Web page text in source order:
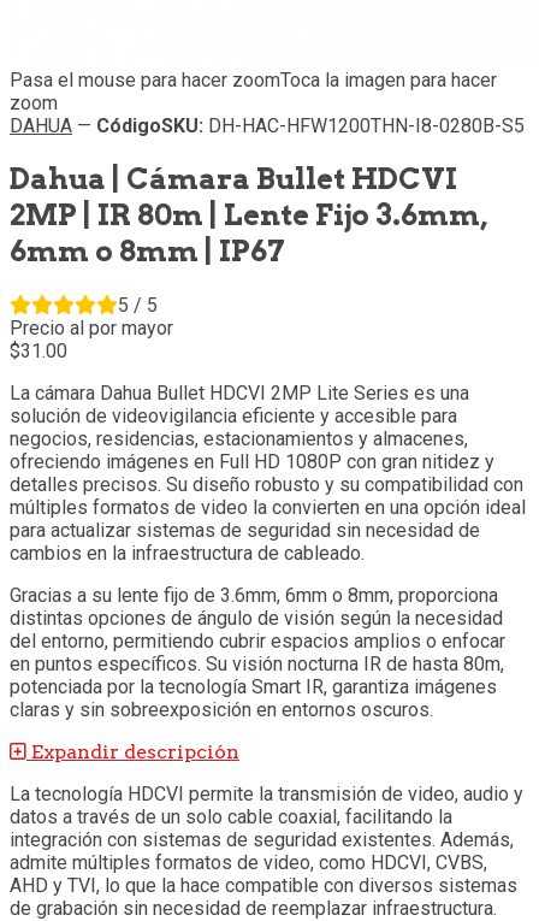
Pasa el mouse para hacer zoomToca la imagen para hacer
zoom
DAHUA — CódigoSKU: DH-HAC-HFW1200THN-I8-0280B-S5
Dahua | Cámara Bullet HDCVI
2MP | IR 80m | Lente Fijo 3.6mm,
6mm o 8mm | IP67
5 / 5
Precio al por mayor
31.00
La cámara Dahua Bullet HDCVI 2MP Lite Series es una
solución de videovigilancia eficiente y accesible para
negocios, residencias, estacionamientos y almacenes,
ofreciendo imágenes en Full HD 1080P con gran nitidez y
detalles precisos. Su diseño robusto y su compatibilidad con
múltiples formatos de video la convierten en una opción ideal
para actualizar sistemas de seguridad sin necesidad de
cambios en la infraestructura de cableado.
Gracias a su lente fijo de 3.6mm, 6mm o 8mm, proporciona
distintas opciones de ángulo de visión según la necesidad
del entorno, permitiendo cubrir espacios amplios o enfocar
en puntos específicos. Su visión nocturna IR de hasta 80m,
potenciada por la tecnología Smart IR, garantiza imágenes
claras y sin sobreexposición en entornos oscuros.
Expandir descripción
La tecnología HDCVI permite la transmisión de video, audio y
datos a través de un solo cable coaxial, facilitando la
integración con sistemas de seguridad existentes. Además,
admite múltiples formatos de video, como HDCVI, CVBS,
AHD y TVI, lo que la hace compatible con diversos sistemas
de grabación sin necesidad de reemplazar infraestructura.